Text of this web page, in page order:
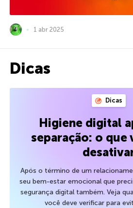
1 abr 2025
Dicas
Dicas
Higiene digital
separação: o que
Após o término de um
seu bem-estar emocional que
segurança digital também. Veja
você deve verificar para